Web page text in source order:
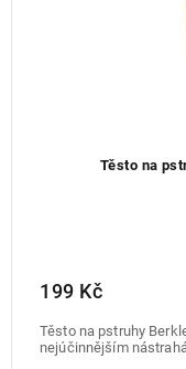
Těsto na
199 Kč
Těsto na pstruhy
nejúčinnějším